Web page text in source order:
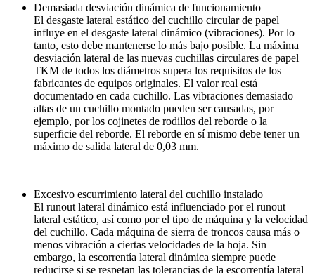
Demasiada desviación dinámica de funcionamiento
El desgaste lateral estático del cuchillo circular de papel
influye en el desgaste lateral dinámico (vibraciones). Por lo
tanto, esto debe mantenerse lo más bajo posible. La máxima
desviación lateral de las nuevas cuchillas circulares de papel
TKM de todos los diámetros supera los requisitos de los
fabricantes de equipos originales. El valor real está
documentado en cada cuchillo. Las vibraciones demasiado
altas de un cuchillo montado pueden ser causadas, por
ejemplo, por los cojinetes de rodillos del reborde o la
superficie del reborde. El reborde en sí mismo debe tener un
máximo de salida lateral de 0,03 mm.
Excesivo escurrimiento lateral del cuchillo instalado
El runout lateral dinámico está influenciado por el runout
lateral estático, así como por el tipo de máquina y la velocidad
del cuchillo. Cada máquina de sierra de troncos causa más o
menos vibración a ciertas velocidades de la hoja. Sin
embargo, la escorrentía lateral dinámica siempre puede
reducirse si se respetan las tolerancias de la escorrentía lateral